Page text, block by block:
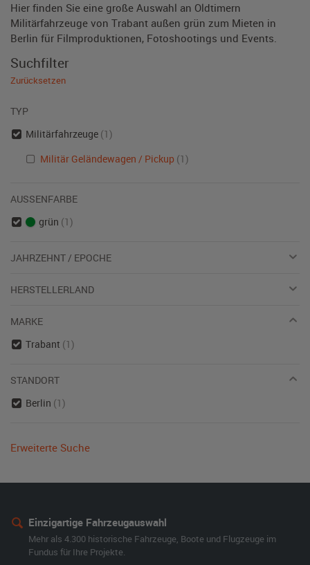
Hier finden Sie eine große Auswahl an Oldtimern
Militärfahrzeuge von Trabant außen grün zum Mieten in
Berlin für Filmproduktionen, Fotoshootings und Events.
Suchfilter
Zurücksetzen
TYP
Militärfahrzeuge (1)
Militär Geländewagen / Pickup (1)
AUSSENFARBE
grün (1)
JAHRZEHNT / EPOCHE
HERSTELLERLAND
MARKE
Trabant (1)
STANDORT
Berlin (1)
Erweiterte Suche
Einzigartige Fahrzeugauswahl
Mehr als 4.300 historische Fahrzeuge, Boote und Flugzeuge im
Fundus für Ihre Projekte.